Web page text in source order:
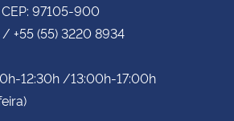
97105-900
/ +55 (55) 3220 8934
12:30h /13:00h-17:00h